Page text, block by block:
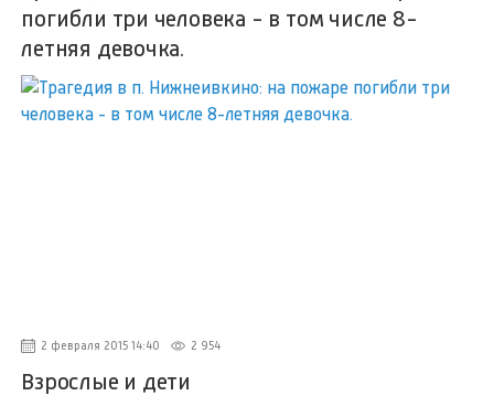
погибли три человека - в том числе 8-
летняя девочка.
2 февраля 2015 14:40 2 954
Взрослые и дети